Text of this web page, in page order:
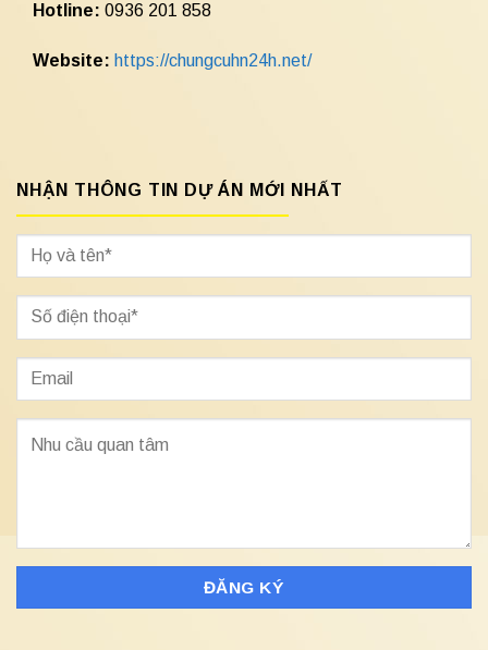
Hotline: 0936 201 858
Website: https://chungcuhn24h.net/
NHẬN THÔNG TIN DỰ ÁN MỚI NHẤT